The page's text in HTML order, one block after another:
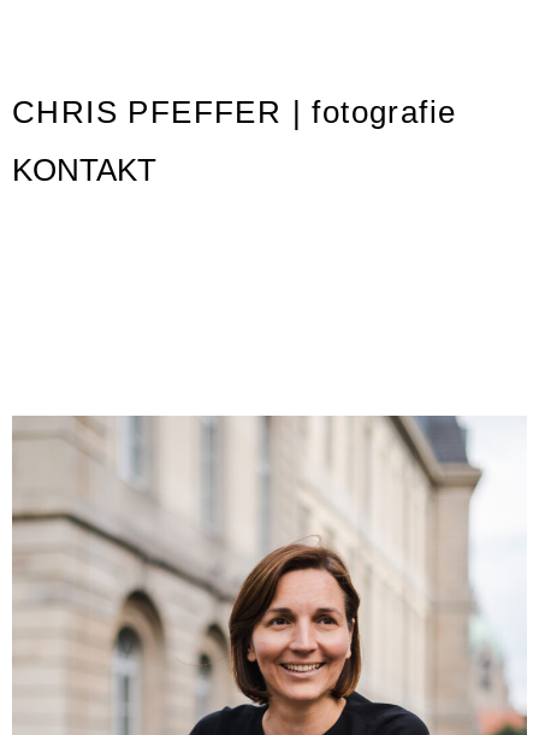
CHRIS PFEFFER | fotografie
KONTAKT